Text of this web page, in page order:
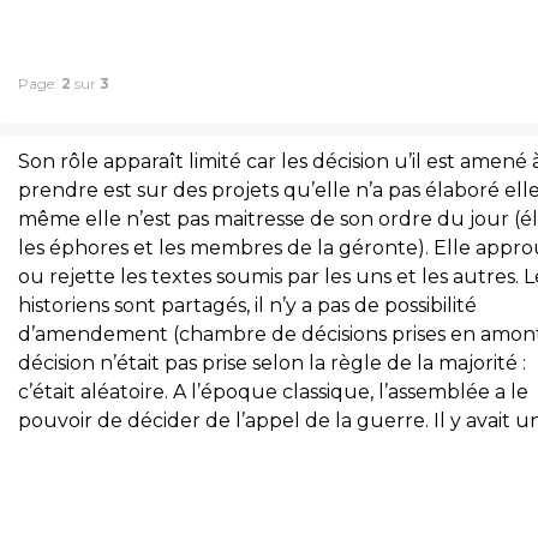
Page: 2 sur 3
Son rôle apparaît limité car les décision u’il est amené
prendre est sur des projets qu’elle n’a pas élaboré
même elle n’est pas maitresse de son ordre du jour
les éphores et les membres de la géronte). Elle
ou rejette les textes soumis par les uns et les autres.
historiens sont partagés, il n’y a pas de possibilité
d’amendement (chambre de décisions prises en
décision n’était pas prise selon la règle de la majorité :
c’était aléatoire. A l’époque classique, l’assemblée a le
pouvoir de décider de l’appel de la guerre. Il y avait